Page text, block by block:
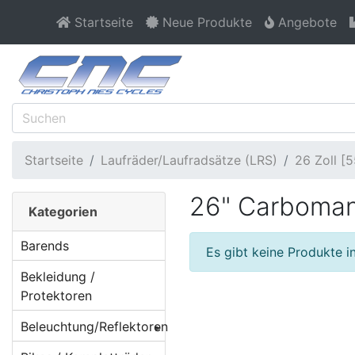
Startseite Neue Produkte Angebote
Startseite Laufräder/Laufradsätze (LRS) 26 Zoll
26"
Es gibt keine Produkte
Kategorien
Barends
Bekleidung /
Protektoren
Beleuchtung/Reflektoren